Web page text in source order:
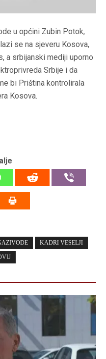
u općini Zubin Potok,
se na sjeveru Kosova,
a srbijanski mediji uporno
Srbije i da
bi Priština kontrolirala
Kosova.
KADRI VESELJI